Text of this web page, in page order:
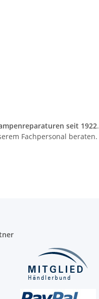
seit 1922.
Fachpersonal beraten.